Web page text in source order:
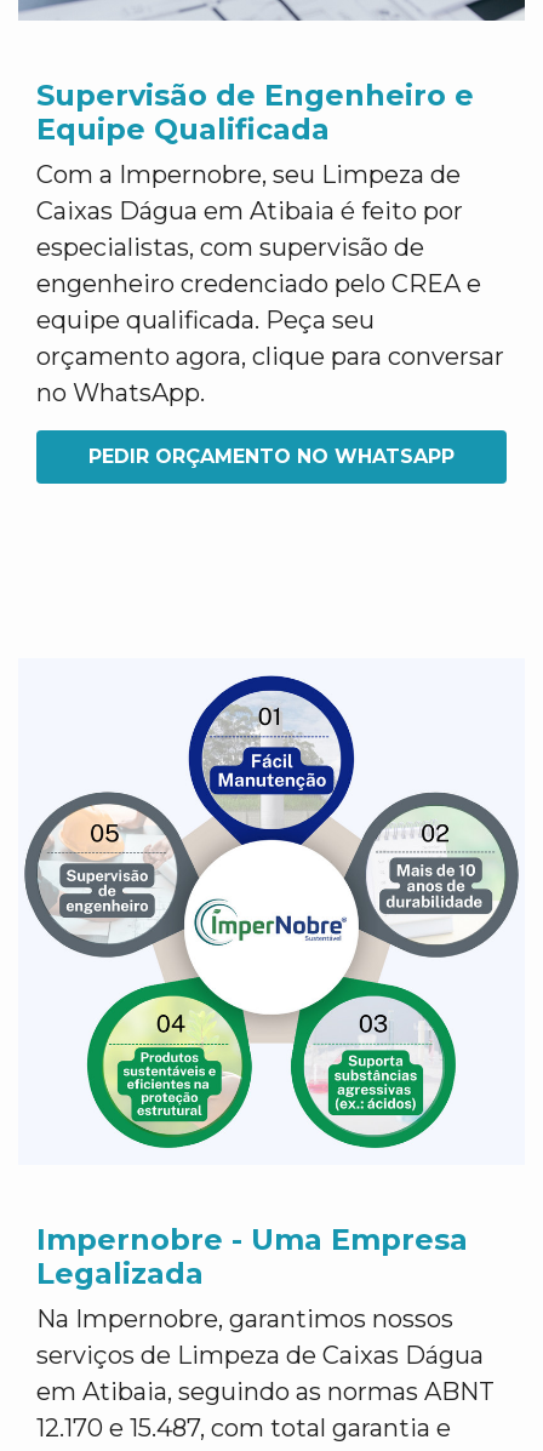
Supervisão de Engenheiro e
Equipe Qualificada
Com a Impernobre, seu Limpeza de
Caixas Dágua em Atibaia é feito por
especialistas, com supervisão de
engenheiro credenciado pelo CREA e
equipe qualificada. Peça seu
orçamento agora, clique para conversar
no WhatsApp.
PEDIR ORÇAMENTO NO WHATSAPP
Impernobre - Uma Empresa
Legalizada
Na Impernobre, garantimos nossos
serviços de Limpeza de Caixas Dágua
em Atibaia, seguindo as normas ABNT
12.170 e 15.487, com total garantia e